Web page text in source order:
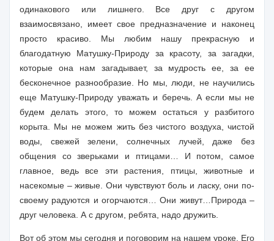
одинакового или лишнего. Все друг с другом
взаимосвязано, имеет свое предназначение и наконец
просто красиво. Мы любим нашу прекрасную и
благодатную Матушку-Природу за красоту, за загадки,
которые она нам загадывает, за мудрость ее, за ее
бесконечное разнообразие. Но мы, люди, не научились
еще Матушку-Природу уважать и беречь. А если мы не
будем делать этого, то можем остаться у разбитого
корыта. Мы не можем жить без чистого воздуха, чистой
воды, свежей зелени, солнечных лучей, даже без
общения со зверьками и птицами… И потом, самое
главное, ведь все эти растения, птицы, животные и
насекомые – живые. Они чувствуют боль и ласку, они по-
своему радуются и огорчаются… Они живут…Природа –
друг человека. А с другом, ребята, надо дружить.
Вот об этом мы сегодня и поговорим на нашем уроке. Его